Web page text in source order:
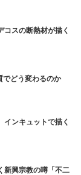
コスの断熱材が描く
でどう変わるのか
ンキュットで描く
新興宗教の噂「不二